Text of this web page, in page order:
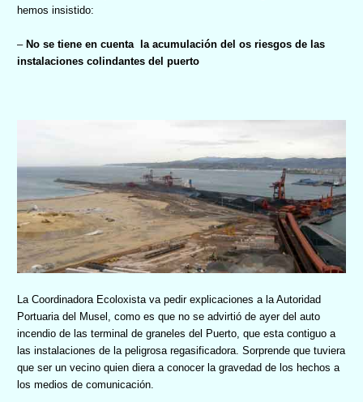
hemos insistido:
– No se tiene en cuenta la acumulación del os riesgos de las
instalaciones colindantes del puerto
La Coordinadora Ecoloxista va pedir explicaciones a la Autoridad
Portuaria del Musel, como es que no se advirtió de ayer del auto
incendio de las terminal de graneles del Puerto, que esta contiguo a
las instalaciones de la peligrosa regasificadora. Sorprende que tuviera
que ser un vecino quien diera a conocer la gravedad de los hechos a
los medios de comunicación.